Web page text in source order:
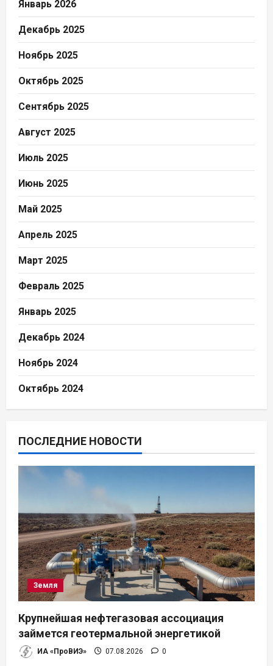
Январь 2026
Декабрь 2025
Ноябрь 2025
Октябрь 2025
Сентябрь 2025
Август 2025
Июль 2025
Июнь 2025
Май 2025
Апрель 2025
Март 2025
Февраль 2025
Январь 2025
Декабрь 2024
Ноябрь 2024
Октябрь 2024
ПОСЛЕДНИЕ НОВОСТИ
Земля
Крупнейшая нефтегазовая ассоциация
займется геотермальной энергетикой
ИА «ПроВИЭ» 07.08.2026 0